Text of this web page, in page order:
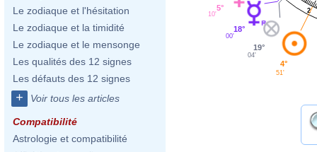
Le zodiaque et l'hésitation
Le zodiaque et la timidité
Le zodiaque et le mensonge
Les qualités des 12 signes
Les défauts des 12 signes
+ Voir tous les articles
Compatibilité
Astrologie et compatibilité
2
5°
10'
18°
00'
19°
04'
4°
51'